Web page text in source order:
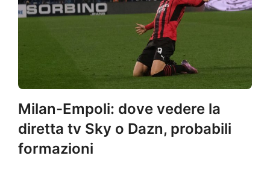
Milan-Empoli: dove vedere la
diretta tv Sky o Dazn, probabili
formazioni